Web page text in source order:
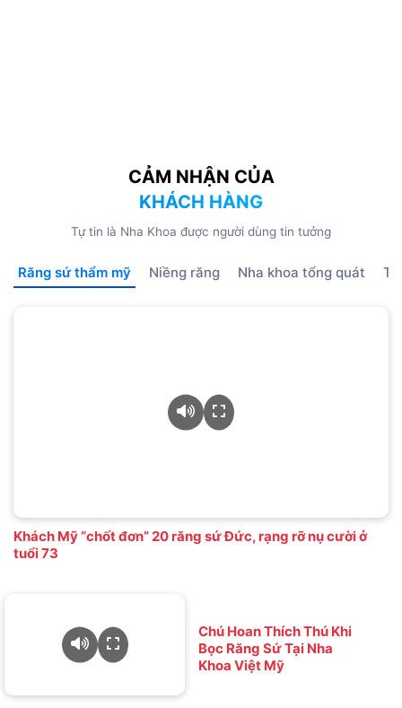
CẢM NHẬN CỦA
KHÁCH HÀNG
Tự tin là Nha Khoa được người dùng tin tưởng
Răng sứ thẩm mỹ Niềng răng Nha khoa tổng quát
Khách Mỹ “chốt đơn” 20 răng sứ Đức, rạng rỡ nụ cười ở
tuổi 73
Chú Hoan Thích Thú Khi
Bọc Răng Sứ Tại Nha
Khoa Việt Mỹ